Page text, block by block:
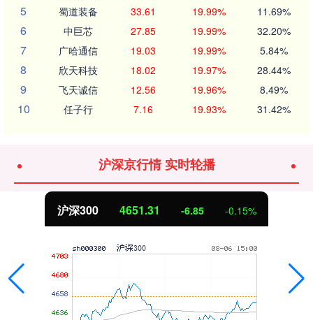
5 蜀道装备 33.61 19.99% 11.69%
6 中巨芯 27.85 19.99% 32.20%
7 广哈通信 19.03 19.99% 5.84%
8 欣天科技 18.02 19.97% 28.44%
9 飞天诚信 12.56 19.96% 8.49%
10 任子行 7.16 19.93% 31.42%
沪深京行情 实时轮播
沪深300 4651.31 -6.85 -0.15%